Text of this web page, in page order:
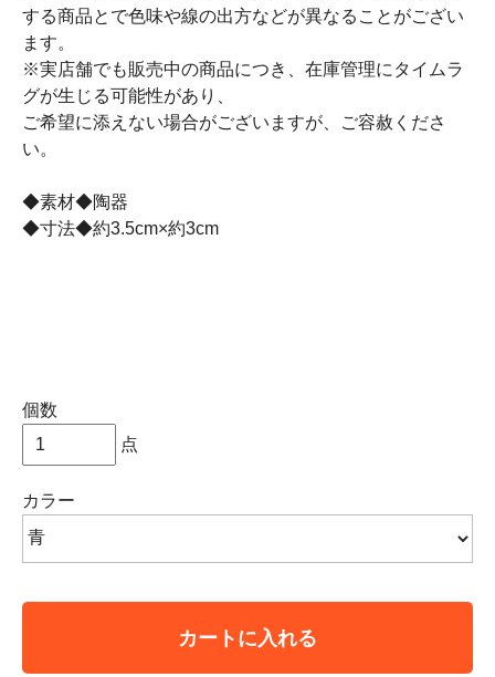
する商品とで色味や線の出方などが異なることがござい
ます。
※実店舗でも販売中の商品につき、在庫管理にタイムラ
グが生じる可能性があり、
ご希望に添えない場合がございますが、ご容赦くださ
い。
◆素材◆陶器
◆寸法◆約3.5cm×約3cm
個数
点
カラー
カートに入れる